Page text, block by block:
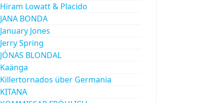
Hiram Lowatt & Placido
JANA BONDA
January Jones
Jerry Spring
JÓNAS BLONDAL
Kaänga
Killertornados über Germania
KITANA